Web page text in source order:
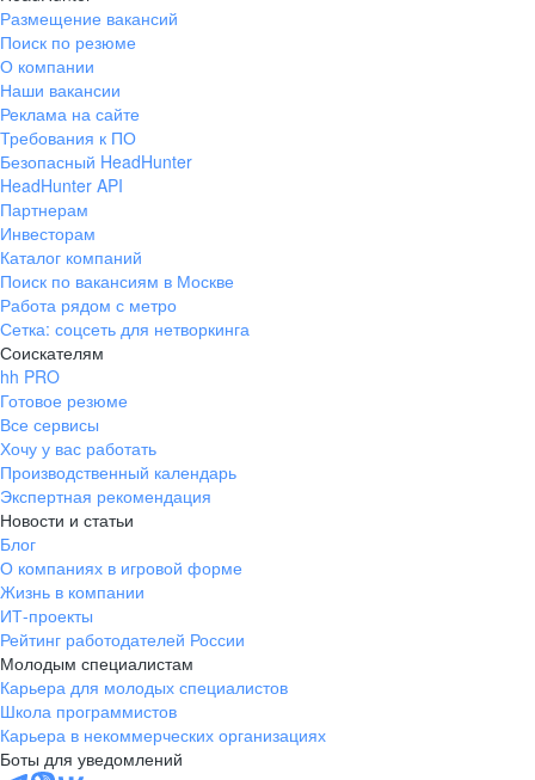
Размещение вакансий
Поиск по резюме
О компании
Наши вакансии
Реклама на сайте
Требования к ПО
Безопасный HeadHunter
HeadHunter API
Партнерам
Инвесторам
Каталог компаний
Поиск по вакансиям в Москве
Работа рядом с метро
Сетка: соцсеть для нетворкинга
Соискателям
hh PRO
Готовое резюме
Все сервисы
Хочу у вас работать
Производственный календарь
Экспертная рекомендация
Новости и статьи
Блог
О компаниях в игровой форме
Жизнь в компании
ИТ-проекты
Рейтинг работодателей России
Молодым специалистам
Карьера для молодых специалистов
Школа программистов
Карьера в некоммерческих организациях
Боты для уведомлений